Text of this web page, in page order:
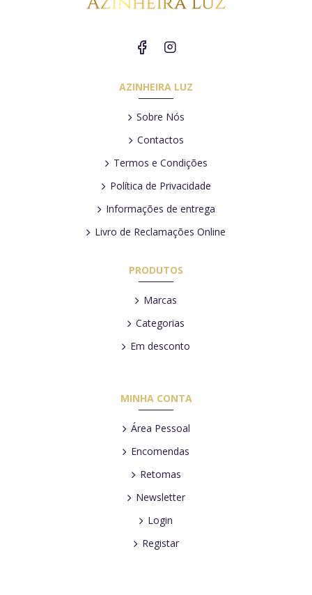
AZINHEIRA LUZ
Sobre Nós
Contactos
Termos e Condições
Política de Privacidade
Informações de entrega
Livro de Reclamações Online
PRODUTOS
Marcas
Categorias
Em desconto
MINHA CONTA
Área Pessoal
Encomendas
Retomas
Newsletter
Login
Registar